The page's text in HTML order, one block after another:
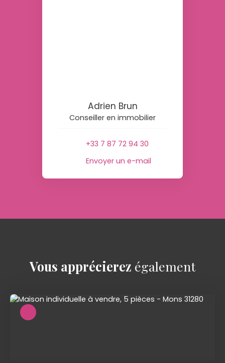
Adrien Brun
Conseiller en immobilier
+33 7 87 72 94 30
Envoyer un e-mail
Vous apprécierez également